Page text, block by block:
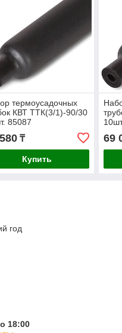
термоусадочных
КВТ ТТК(3/1)-90/30
85087
₸
Купить
69
год
18:00